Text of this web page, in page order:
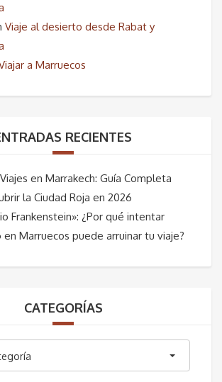
Viaje al desierto desde Rabat y
a Marruecos
RECIENTES
en Marrakech: Guía Completa
la Ciudad Roja en 2026
Frankenstein»: ¿Por qué intentar
Marruecos puede arruinar tu viaje?
CATEGORÍAS